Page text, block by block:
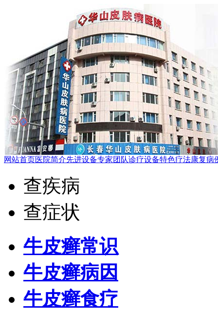
网站首页医院简介先进设备专家团队诊疗设备特色疗法康复病
查疾病
查症状
牛皮癣常识
牛皮癣病因
牛皮癣食疗